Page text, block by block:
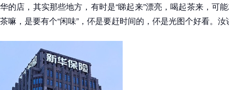
华的店，其实那些地方，有时是“睇起来”漂亮，喝起茶来，可
茶嘛，是要有个“闲味”，伓是要赶时间的，伓是光图个好看。